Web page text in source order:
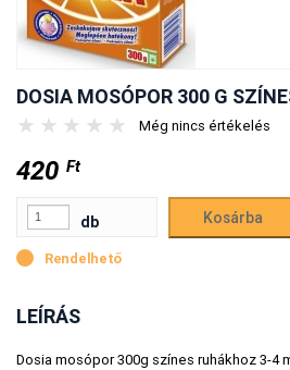
DOSIA MOSÓPOR 300 G
★ ★ ★ ★ ★ Még nincs értékelés
420 Ft
db
Rendelhető
LEÍRÁS
Dosia mosópor 300g színes ruhákhoz 3-4